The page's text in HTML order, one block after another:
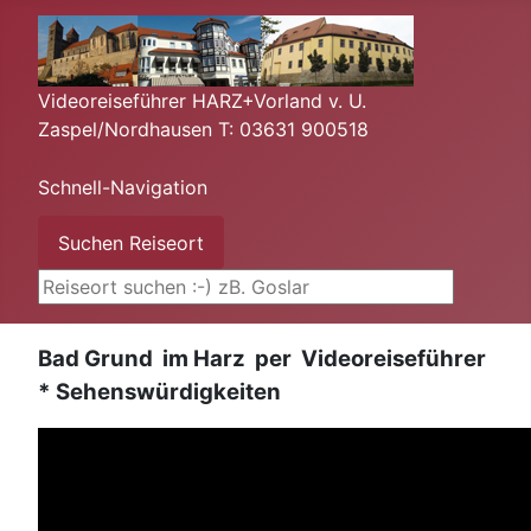
Videoreiseführer HARZ+Vorland v. U.
Zaspel/Nordhausen T: 03631 900518
Schnell-Navigation
Suchen Reiseort
Bad Grund im Harz per Videoreiseführer
* Sehenswürdigkeiten